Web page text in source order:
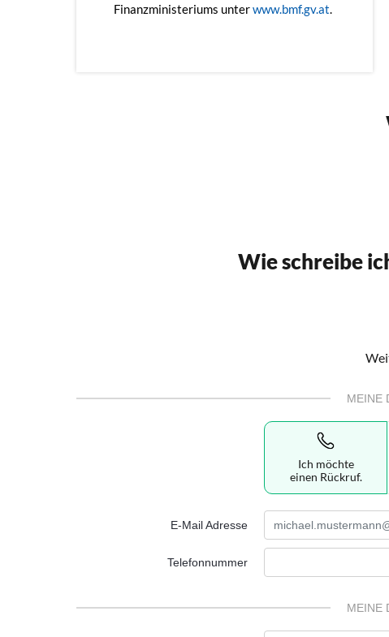
Finanzministeriums unterwww.bmf.gv.at.
Wie schreibe
MEINE
Ich möchte
einen Rückruf.
E-Mail Adresse
Telefonnummer
MEINE